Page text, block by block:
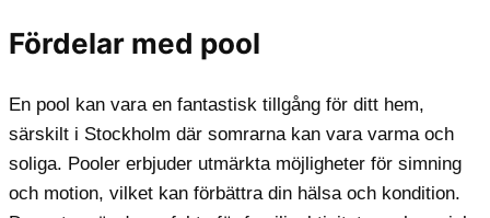
Fördelar med pool
En pool kan vara en fantastisk tillgång för ditt hem,
särskilt i Stockholm där somrarna kan vara varma och
soliga. Pooler erbjuder utmärkta möjligheter för simning
och motion, vilket kan förbättra din hälsa och kondition.